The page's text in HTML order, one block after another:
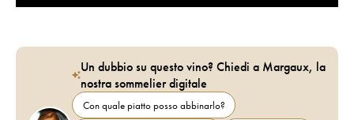
Un dubbio su questo vino? Chiedi a Margaux, la
nostra sommelier digitale
Con quale piatto posso abbinarlo?